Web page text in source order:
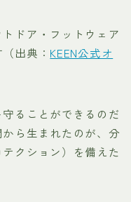
ドア・フットウェア
出典： KEEN公式オ
ることができるのだ
ら生まれたのが、分
クション）を備えた